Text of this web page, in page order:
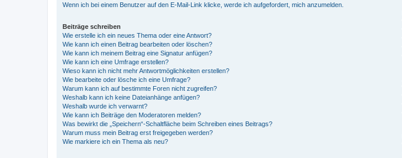
Wenn ich bei einem Benutzer auf den E-Mail-Link klicke, werde ich aufgefordert, mich anzumelden.
Beiträge schreiben
Wie erstelle ich ein neues Thema oder eine Antwort?
Wie kann ich einen Beitrag bearbeiten oder löschen?
Wie kann ich meinem Beitrag eine Signatur anfügen?
Wie kann ich eine Umfrage erstellen?
Wieso kann ich nicht mehr Antwortmöglichkeiten erstellen?
Wie bearbeite oder lösche ich eine Umfrage?
Warum kann ich auf bestimmte Foren nicht zugreifen?
Weshalb kann ich keine Dateianhänge anfügen?
Weshalb wurde ich verwarnt?
Wie kann ich Beiträge den Moderatoren melden?
Was bewirkt die „Speichern“-Schaltfläche beim Schreiben eines Beitrags?
Warum muss mein Beitrag erst freigegeben werden?
Wie markiere ich ein Thema als neu?